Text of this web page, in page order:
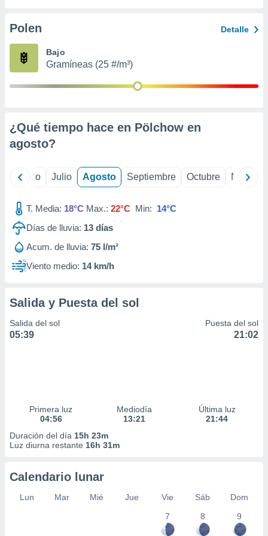
e
mediante
de
1199
Polen Detalle
Bajo
Gramíneas (25 #/m³)
¿Qué tiempo hace en Pölchow en
agosto?
Junio Julio Agosto Septiembre Octubre
T. Media: 18°C Max.: 22°C Min: 14°C
Días de lluvia: 13 días
Acum. de lluvia: 75 l/m²
Viento medio: 14 km/h
Salida y Puesta del sol
Salida del sol
05:39
Puesta del sol
21:02
Primera luz
04:56
Mediodía
13:21
Última luz
21:44
Duración del día 15h 23m
Luz diurna restante 16h 31m
Calendario lunar
Lun Mar Mié Jue Vie Sáb
Dom
7
8 9